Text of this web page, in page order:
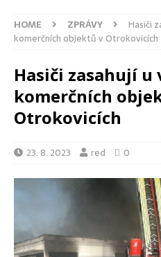
HOME ZPRÁVY
Hasiči
komerčních objektů v Otrokovicích
Hasiči zasahují u
komerčních
Otrokovicích
23. 8. 2023 red 0